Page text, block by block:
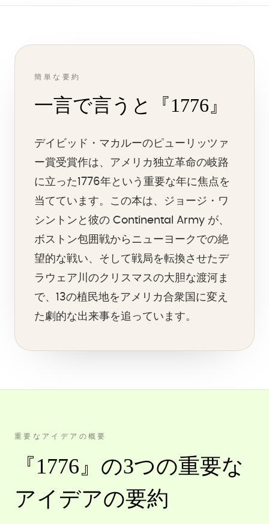
簡単な要約
一言で言うと『1776』
デイビッド・マカルーのピューリッツァ
ー賞受賞作は、アメリカ独立革命の岐路
に立った1776年という重要な年に焦点を
当てています。この本は、ジョージ・ワ
シントンと彼の Continental Army が、
ボストン包囲戦からニューヨークでの絶
望的な戦い、そして戦局を転換させたデ
ラウェア川のクリスマスの大胆な渡河ま
で、13の植民地をアメリカ合衆国に変え
た劇的な出来事を追っています。
重要なアイデアの概要
『1776』の3つの重要な
アイデアの要約